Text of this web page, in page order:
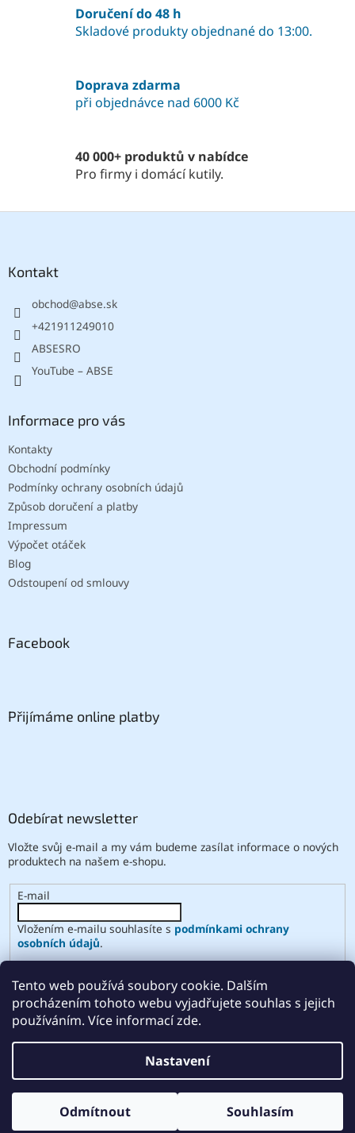
Tento web používá soubory cookie. Dalším
procházením tohoto webu vyjadřujete souhlas s jejich
používáním. Více informací zde.
Nastavení
Odmítnout Souhlasím
c
í
p
k
y
p
i
s
á
n
í
Doručení do 48 h
Skladové produkty objednané do 13:00.
Doprava zdarma
při objednávce nad 6000 Kč
40 000+ produktů v nabídce
Pro firmy i domácí kutily.
Kontakt
obchod@abse.sk
+421911249010
ABSESRO
YouTube – ABSE
Informace pro vás
Kontakty
Obchodní podmínky
Podmínky ochrany osobních údajů
Způsob doručení a platby
Impressum
Výpočet otáček
Blog
Odstoupení od smlouvy
Facebook
Přijímáme online platby
Odebírat newsletter
Vložte svůj e-mail a my vám budeme zasílat informace o nových
produktech na našem e-shopu.
E-mail
Vložením e-mailu souhlasíte s podmínkami ochrany
osobních údajů.
PŘIHLÁSIT SE
. Všechna práva vyhrazena.
nastavení cookies